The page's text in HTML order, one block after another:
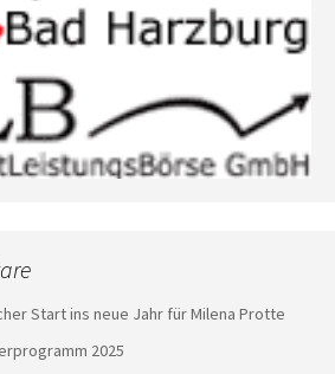
Start ins neue Jahr für Milena Protte
2025